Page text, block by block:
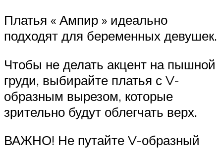
Платья « Ампир » идеально
подходят для беременных девушек.
Чтобы не делать акцент на пышной
груди, выбирайте платья с V-
образным вырезом, которые
зрительно будут облегчать верх.
ВАЖНО! Не путайте V-образный